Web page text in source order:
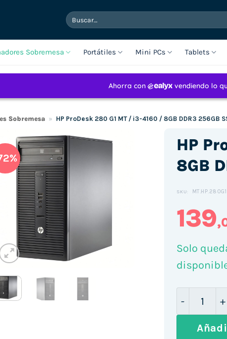
Buscar
por:
Sobremesa Portátiles Mini PCs Tablets
Sobremesa » HP ProDesk 280 G1 MT / i3-4160 / 8GB DDR3 256GB
HP
8GB
SKU:
139
Solo
HP